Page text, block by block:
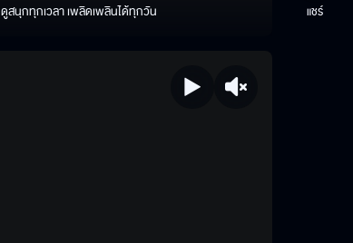
ดูสนุกทุกเวลา เพลิดเพลินได้ทุกวัน แชร์